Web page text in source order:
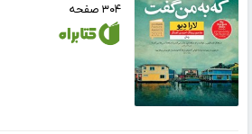
۳۰۴ صفحه